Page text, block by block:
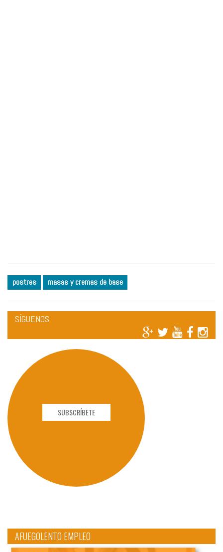
postres masas y cremas de base
SÍGUENOS
SUBSCRÍBETE
AFUEGOLENTO EMPLEO